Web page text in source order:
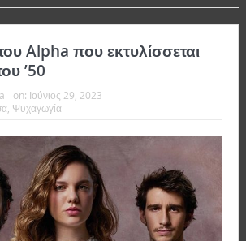
Alpha που εκτυλίσσεται
’50
on: Ιούνιος 29, 2023
, Ψυχαγωγία